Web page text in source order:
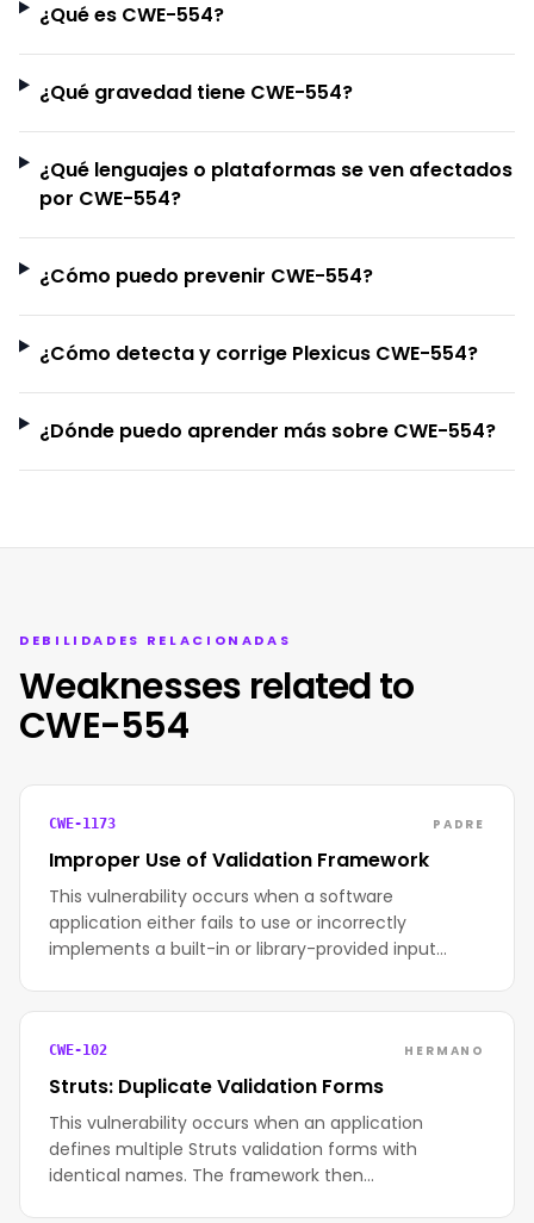
¿Qué es CWE-554?
¿Qué gravedad tiene CWE-554?
¿Qué lenguajes o plataformas se ven afectados
por CWE-554?
¿Cómo puedo prevenir CWE-554?
¿Cómo detecta y corrige Plexicus CWE-554?
¿Dónde puedo aprender más sobre CWE-554?
DEBILIDADES RELACIONADAS
Weaknesses related to
CWE-554
CWE-1173 PADRE
Improper Use of Validation Framework
This vulnerability occurs when a software
application either fails to use or incorrectly
implements a built-in or library-provided input…
CWE-102 HERMANO
Struts: Duplicate Validation Forms
This vulnerability occurs when an application
defines multiple Struts validation forms with
identical names. The framework then…